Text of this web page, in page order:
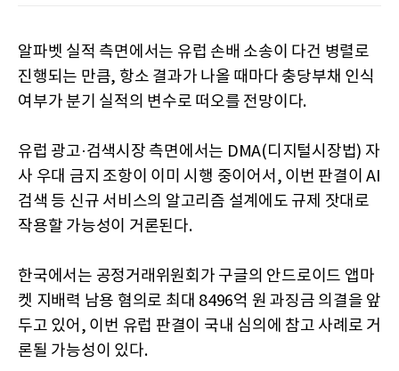
알파벳 실적 측면에서는 유럽 손배 소송이 다건 병렬로
진행되는 만큼, 항소 결과가 나올 때마다 충당부채 인식
여부가 분기 실적의 변수로 떠오를 전망이다.
유럽 광고·검색시장 측면에서는 DMA(디지털시장법) 자
사 우대 금지 조항이 이미 시행 중이어서, 이번 판결이 AI
검색 등 신규 서비스의 알고리즘 설계에도 규제 잣대로
작용할 가능성이 거론된다.
한국에서는 공정거래위원회가 구글의 안드로이드 앱마
켓 지배력 남용 혐의로 최대 8496억 원 과징금 의결을 앞
두고 있어, 이번 유럽 판결이 국내 심의에 참고 사례로 거
론될 가능성이 있다.